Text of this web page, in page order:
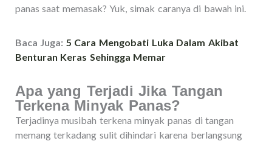
panas saat memasak? Yuk, simak caranya di bawah ini.
Baca Juga: 5 Cara Mengobati Luka Dalam Akibat
Benturan Keras Sehingga Memar
Apa yang Terjadi Jika Tangan
Terkena Minyak Panas?
Terjadinya musibah terkena minyak panas di tangan
memang terkadang sulit dihindari karena berlangsung